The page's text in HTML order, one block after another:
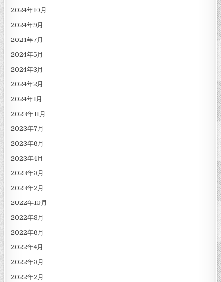
2024年10月
2024年9月
2024年7月
2024年5月
2024年3月
2024年2月
2024年1月
2023年11月
2023年7月
2023年6月
2023年4月
2023年3月
2023年2月
2022年10月
2022年8月
2022年6月
2022年4月
2022年3月
2022年2月